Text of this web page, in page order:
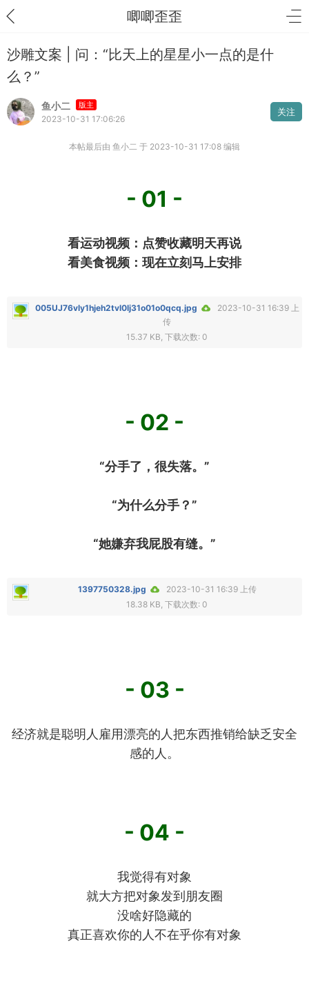
唧唧歪歪
沙雕文案 | 问：“比天上的星星小一点的是什
么？”
鱼小二 版主
2023-10-31 17:06:26
关注
本帖最后由 鱼小二 于 2023-10-31 17:08 编辑
- 01 -
看运动视频：点赞收藏明天再说
看美食视频：现在立刻马上安排
005UJ76vly1hjeh2tvl0lj31o01o0qcq.jpg
2023-10-31 16:39 上
传
15.37 KB, 下载次数: 0
- 02 -
“分手了，很失落。”
“为什么分手？”
“她嫌弃我屁股有缝。”
1397750328.jpg
2023-10-31 16:39 上传
18.38 KB, 下载次数: 0
- 03 -
经济就是聪明人雇用漂亮的人把东西推销给缺乏安全
感的人。
- 04 -
我觉得有对象
就大方把对象发到朋友圈
没啥好隐藏的
真正喜欢你的人不在乎你有对象